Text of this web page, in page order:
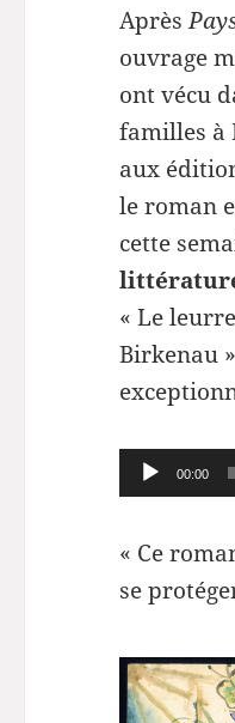
Après
ouvrage
ont vécu
familles à
aux
le roman
cette
« Le
Birkenau
Lecteur
audio
00:00
« Ce
se